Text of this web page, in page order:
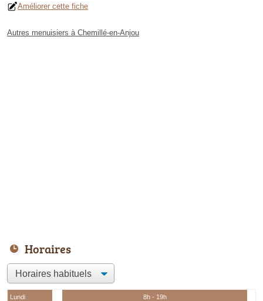
Améliorer cette fiche
Autres menuisiers à Chemillé-en-Anjou
Horaires
Lundi
8h - 19h